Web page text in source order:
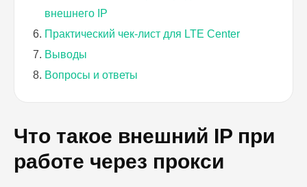
внешнего IP
Практический чек-лист для LTE Center
Выводы
Вопросы и ответы
Что такое внешний IP при
работе через прокси